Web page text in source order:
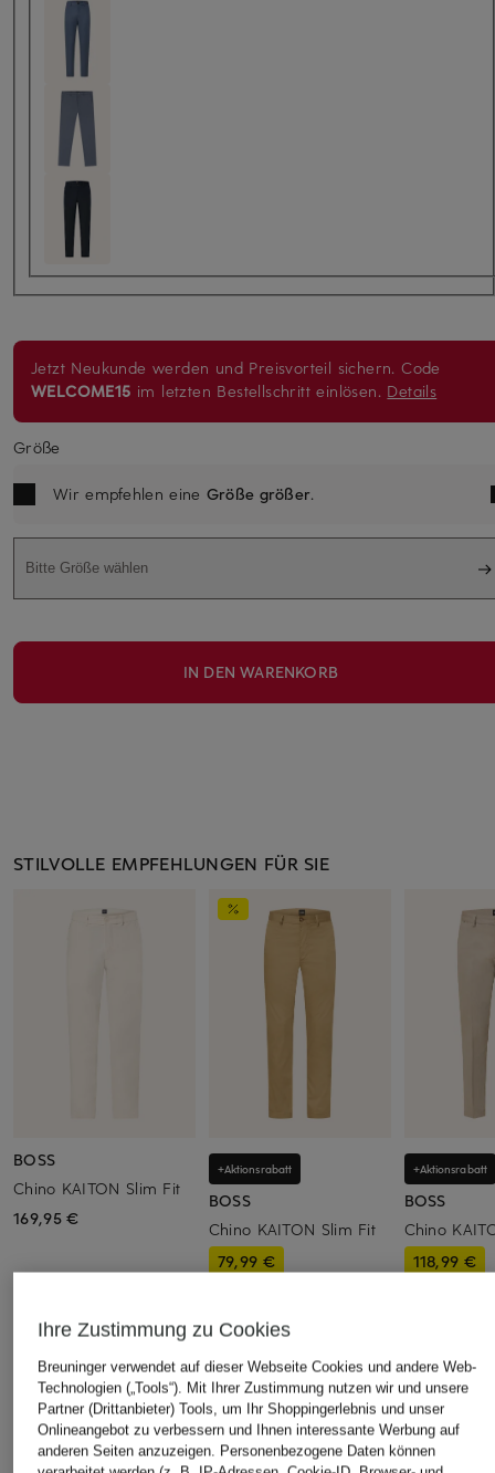
Jetzt Neukunde werden und Preisvorteil sichern. Code
WELCOME15 im letzten Bestellschritt einlösen. Details
Größe
Wir empfehlen eine Größe größer.
Bitte Größe wählen
IN DEN WARENKORB
STILVOLLE EMPFEHLUNGEN FÜR SIE
BOSS
Chino KAITON Slim Fit
169,95 €
+Aktionsrabatt
BOSS
Chino KAITON Slim Fit
79,99 €
+Aktionsrabatt
BOSS
Chino
118,99 €
ÄHNLICHE ARTIKEL ENTDECKEN
Ihre Zustimmung zu Cookies
Breuninger verwendet auf dieser Webseite Cookies und andere Web-
Technologien („Tools“). Mit Ihrer Zustimmung nutzen wir und unsere
Partner (Drittanbieter) Tools, um Ihr Shoppingerlebnis und unser
Onlineangebot zu verbessern und Ihnen interessante Werbung auf
anderen Seiten anzuzeigen. Personenbezogene Daten können